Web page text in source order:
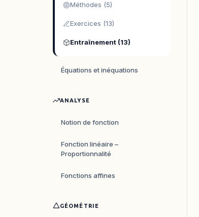
Méthodes (5)
Exercices (13)
Entraînement (13)
Équations et inéquations
ANALYSE
Notion de fonction
Fonction linéaire –
Proportionnalité
Fonctions affines
GÉOMÉTRIE